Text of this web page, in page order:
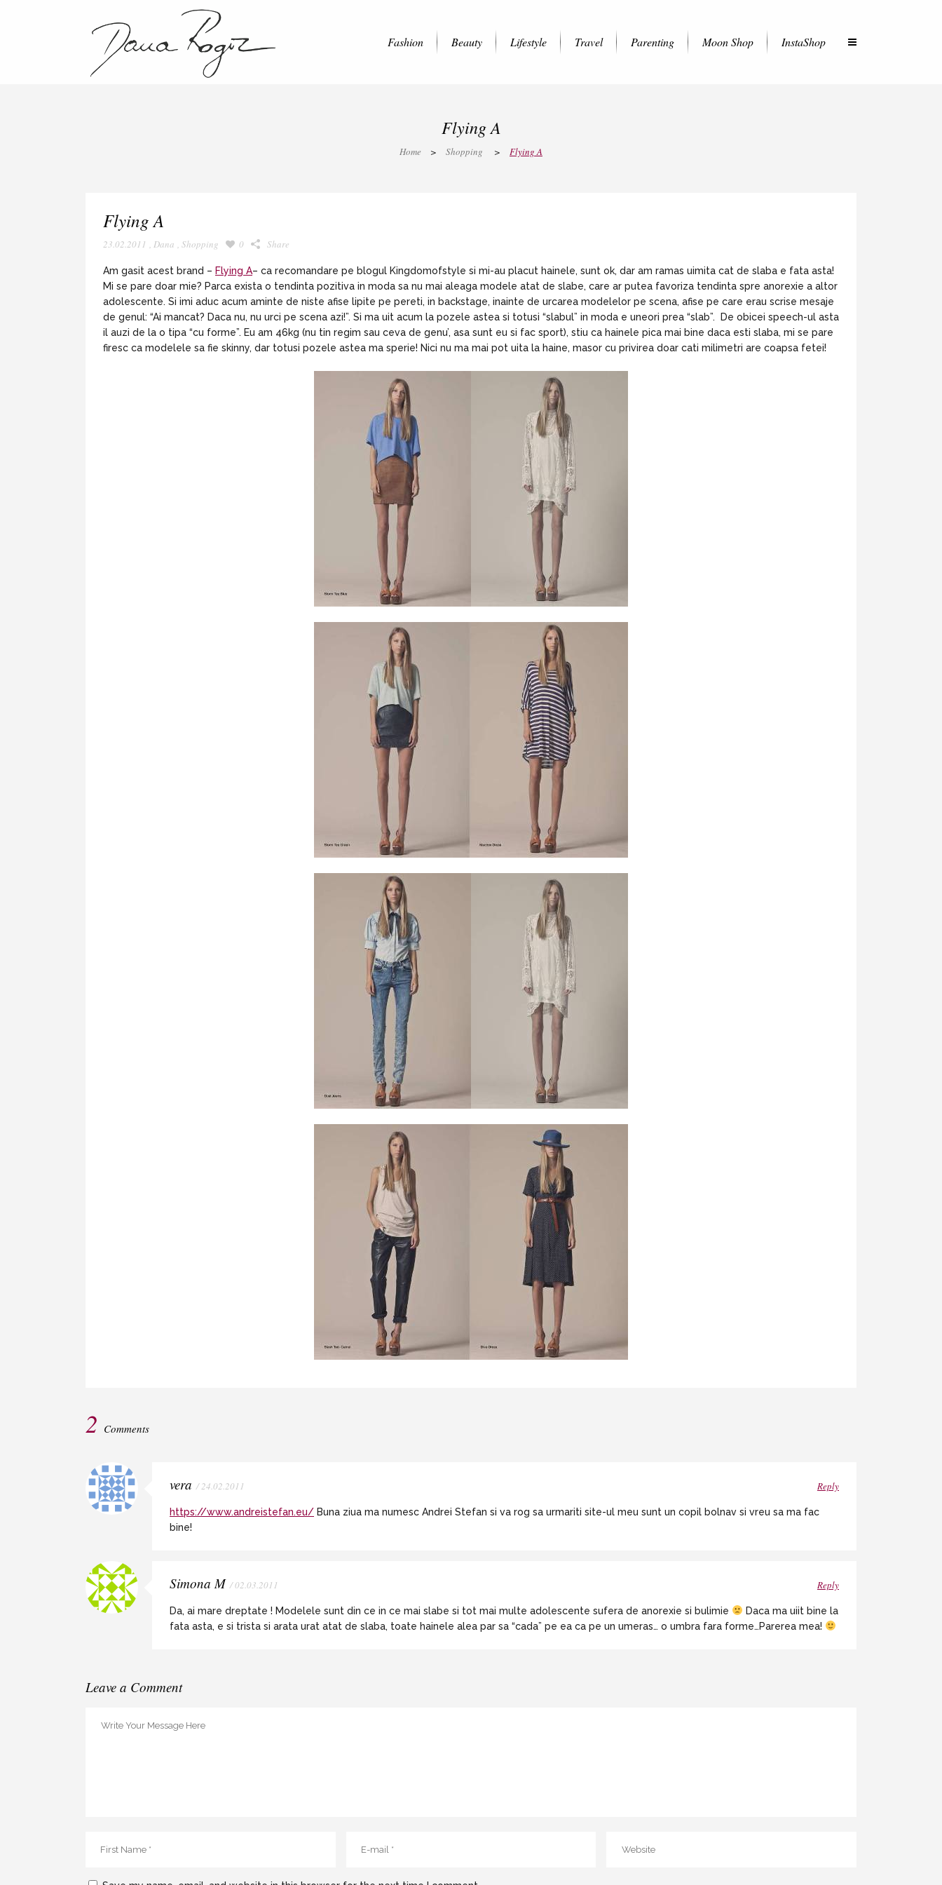
Fashion Beauty Lifestyle Travel Parenting Moon Shop InstaShop
Flying A
Home > Shopping > Flying A
Flying A
23.02.2011 , Dana , Shopping 0 Share
Am gasit acest brand – Flying A– ca recomandare pe blogul Kingdomofstyle si mi-au placut hainele, sunt ok, dar am ramas uimita cat de slaba e fata asta!
Mi se pare doar mie? Parca exista o tendinta pozitiva in moda sa nu mai aleaga modele atat de slabe, care ar putea favoriza tendinta spre anorexie a altor
adolescente. Si imi aduc acum aminte de niste afise lipite pe pereti, in backstage, inainte de urcarea modelelor pe scena, afise pe care erau scrise mesaje
de genul: “Ai mancat? Daca nu, nu urci pe scena azi!”. Si ma uit acum la pozele astea si totusi “slabul” in moda e uneori prea “slab”. De obicei speech-ul asta
il auzi de la o tipa “cu forme”. Eu am 46kg (nu tin regim sau ceva de genu’, asa sunt eu si fac sport), stiu ca hainele pica mai bine daca esti slaba, mi se pare
firesc ca modelele sa fie skinny, dar totusi pozele astea ma sperie! Nici nu ma mai pot uita la haine, masor cu privirea doar cati milimetri are coapsa fetei!
2 Comments
vera / 24.02.2011 Reply
https://www.andreistefan.eu/ Buna ziua ma numesc Andrei Stefan si va rog sa urmariti site-ul meu sunt un copil bolnav si vreu sa ma fac
bine!
Simona M / 02.03.2011 Reply
Da, ai mare dreptate ! Modelele sunt din ce in ce mai slabe si tot mai multe adolescente sufera de anorexie si bulimie
Daca ma uiit bine la
fata asta, e si trista si arata urat atat de slaba, toate hainele alea par sa “cada” pe ea ca pe un umeras… o umbra fara forme…Parerea mea!
Leave a Comment